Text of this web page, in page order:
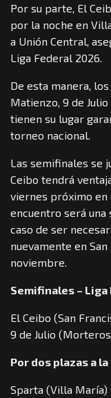
Por su parte, El
por la noche en
a Unión Central,
Liga Federal 2026.
De esta manera,
Matienzo, 9 de
tienen su lugar
torneo nacional.
Las semifinales se
Ceibo tendrá
viernes próximo en
encuentro será una
caso de ser
nuevamente en
noviembre.
Semifinales – Liga
El Ceibo (San
9 de Julio
Por dos plazas a
Sparta (Villa María)